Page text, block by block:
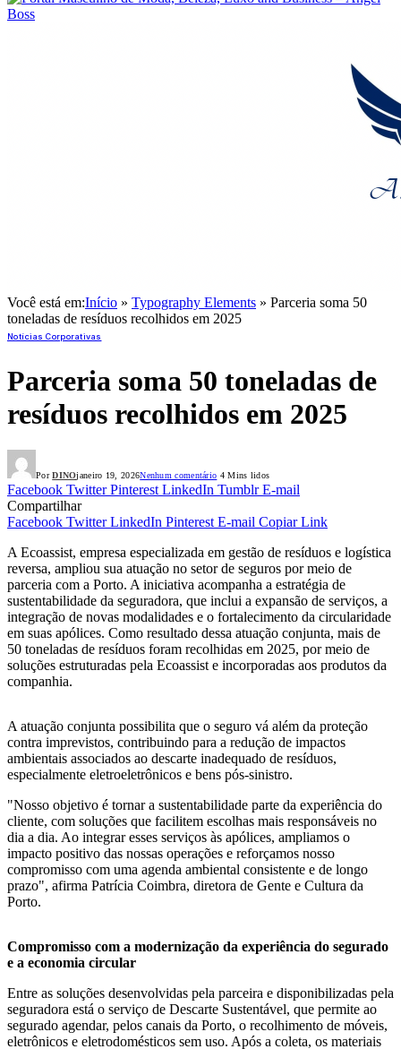
Você está em:Início » Typography Elements » Parceria soma 50
toneladas de resíduos recolhidos em 2025
Notícias Corporativas
Parceria soma 50 toneladas de
resíduos recolhidos em 2025
Por DINOjaneiro 19, 2026Nenhum comentário 4 Mins lidos
Facebook Twitter Pinterest LinkedIn Tumblr E-mail
Compartilhar
Facebook Twitter LinkedIn Pinterest E-mail Copiar Link
A Ecoassist, empresa especializada em gestão de resíduos e logística
reversa, ampliou sua atuação no setor de seguros por meio de
parceria com a Porto. A iniciativa acompanha a estratégia de
sustentabilidade da seguradora, que inclui a expansão de serviços, a
integração de novas modalidades e o fortalecimento da circularidade
em suas apólices. Como resultado dessa atuação conjunta, mais de
50 toneladas de resíduos foram recolhidas em 2025, por meio de
soluções estruturadas pela Ecoassist e incorporadas aos produtos da
companhia.
A atuação conjunta possibilita que o seguro vá além da proteção
contra imprevistos, contribuindo para a redução de impactos
ambientais associados ao descarte inadequado de resíduos,
especialmente eletroeletrônicos e bens pós-sinistro.
"Nosso objetivo é tornar a sustentabilidade parte da experiência do
cliente, com soluções que facilitem escolhas mais responsáveis no
dia a dia. Ao integrar esses serviços às apólices, ampliamos o
impacto positivo das nossas operações e reforçamos nosso
compromisso com uma agenda ambiental consistente e de longo
prazo", afirma Patrícia Coimbra, diretora de Gente e Cultura da
Porto.
Compromisso com a modernização da experiência do segurado
e a economia circular
Entre as soluções desenvolvidas pela parceira e disponibilizadas pela
seguradora está o serviço de Descarte Sustentável, que permite ao
segurado agendar, pelos canais da Porto, o recolhimento de móveis,
eletrônicos e eletrodomésticos sem uso. Após a coleta, os materiais